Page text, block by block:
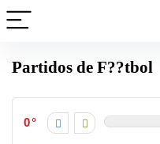
Partidos de F??tbol
0